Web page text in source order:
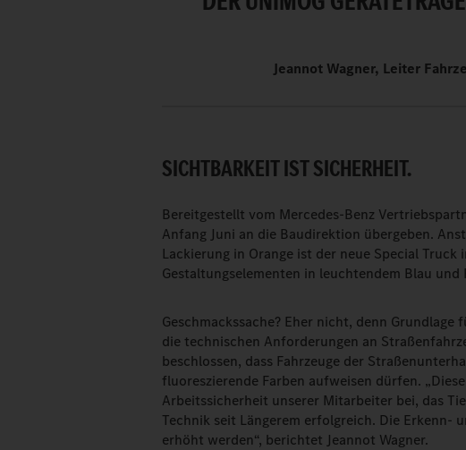
Jeannot Wagner, Leiter
SICHTBARKEIT IST SICHERHEIT.
Bereitgestellt vom Mercedes-Benz
Anfang Juni an die Baudirektion übergeben.
Lackierung in Orange ist der neue Special
Gestaltungselementen in leuchtendem Blau
Geschmackssache? Eher nicht, denn
die technischen Anforderungen an
beschlossen, dass Fahrzeuge der
fluoreszierende Farben aufweisen dürfen.
Arbeitssicherheit unserer Mitarbeiter bei, das
Technik seit Längerem erfolgreich. Die
erhöht werden“, berichtet Jeannot Wagner.